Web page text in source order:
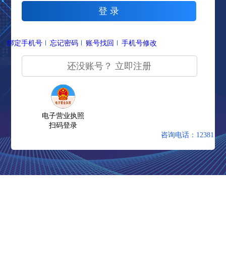
绑定手机号 忘记密码 账号找回 手机号修改
还没账号？ 立即注册
电子营业执照
扫码登录
咨询电话：12381